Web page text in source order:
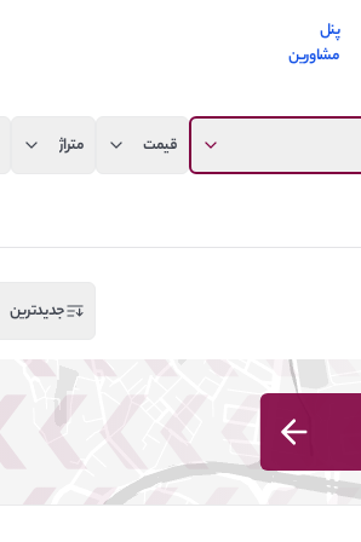
پنل
مشاورین
قیمت متراژ
جدیدترین